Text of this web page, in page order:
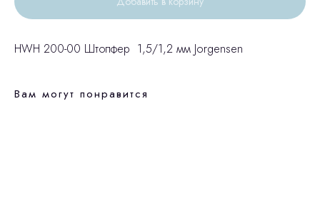
HWH 200-00 Штопфер 1,5/1,2 мм Jorgensen
Вам могут понравится